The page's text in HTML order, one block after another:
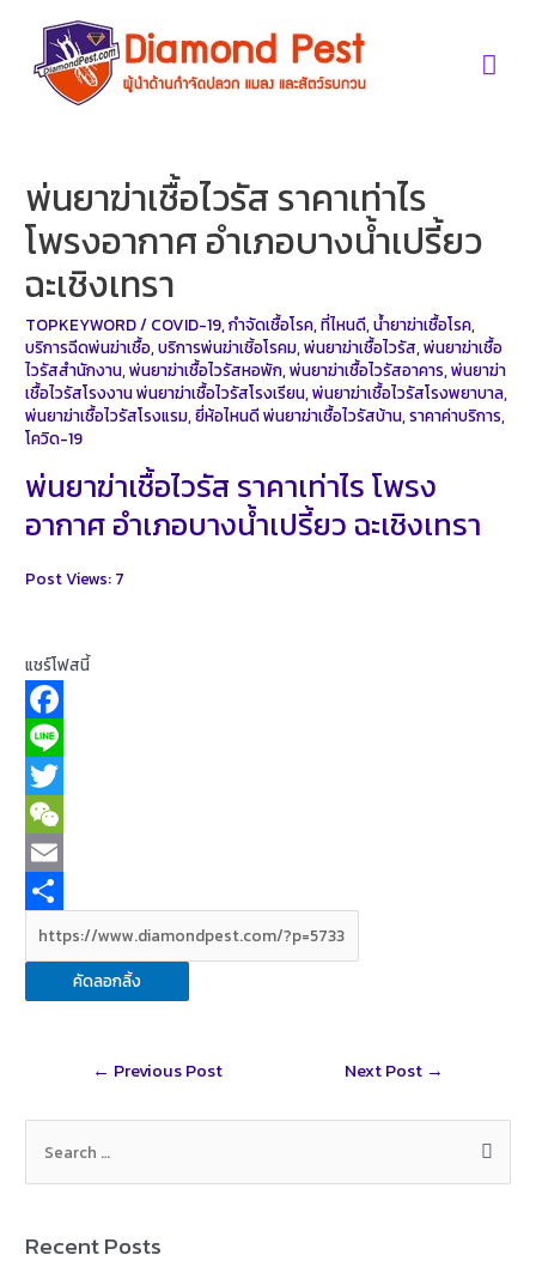
content
พ่นยาฆ่าเชื้อไวรัส ราคาเท่าไร
โพรงอากาศ อำเภอบางน้ำเปรี้ยว
ฉะเชิงเทรา
TOPKEYWORD/ COVID-19,กำจัดเชื้อโรค,ที่ไหนดี,น้ำยาฆ่าเชื้อโรค,
บริการฉีดพ่นฆ่าเชื้อ,บริการพ่นฆ่าเชิ้อโรคม,พ่นยาฆ่าเชื้อไวรัส,พ่นยาฆ่าเชื้อ
ไวรัสสำนักงาน,พ่นยาฆ่าเชื้อไวรัสหอพัก,พ่นยาฆ่าเชื้อไวรัสอาคาร,พ่นยาฆ่า
เชื้อไวรัสโรงงาน พ่นยาฆ่าเชื้อไวรัสโรงเรียน,พ่นยาฆ่าเชื้อไวรัสโรงพยาบาล,
พ่นยาฆ่าเชื้อไวรัสโรงแรม,ยี่ห้อไหนดี พ่นยาฆ่าเชื้อไวรัสบ้าน,ราคาค่าบริการ,
โควิด-19
พ่นยาฆ่าเชื้อไวรัส ราคาเท่าไร โพรง
อากาศ อำเภอบางน้ำเปรี้ยว ฉะเชิงเทรา
Post Views: 7
แชร์โฟสนี้
F
a
c
e
b
o
k
L
n
e
T
w
t
e
W
e
h
a
E
m
a
i
h
a
คัดลอกลิ้ง
← Previous Post Next Post →
Recent Posts